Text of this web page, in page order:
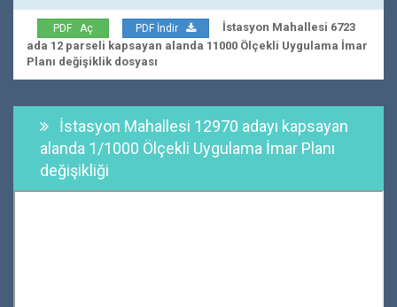
PDF Aç PDF İndir
İstasyon Mahallesi 6723
ada 12 parseli kapsayan alanda 11000 Ölçekli Uygulama İmar
Planı değişiklik dosyası
İstasyon Mahallesi 12970 adayı kapsayan
alanda 1/1000 Ölçekli Uygulama İmar Planı
değişikliği